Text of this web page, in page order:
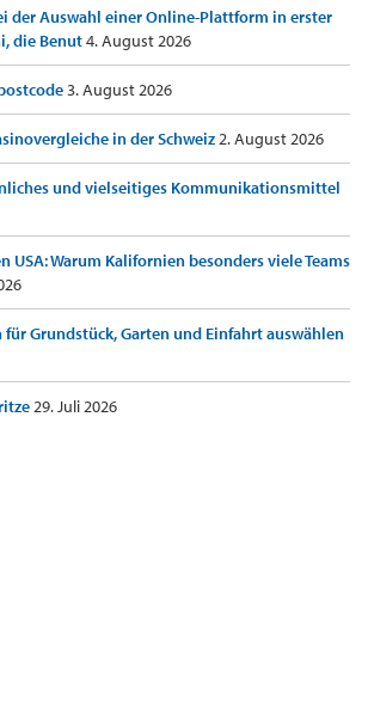
der Auswahl einer Online-Plattform in erster
die Benut4. August 2026
3. August 2026
in der Schweiz2. August 2026
und vielseitiges Kommunikationsmittel
USA: Warum Kalifornien besonders viele Teams
für Grundstück, Garten und Einfahrt auswählen
29. Juli 2026